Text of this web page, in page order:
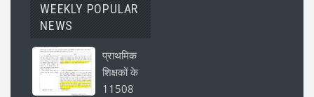
WEEKLY POPULAR
NEWS
प्राथमिक
शिक्षकों के
11508